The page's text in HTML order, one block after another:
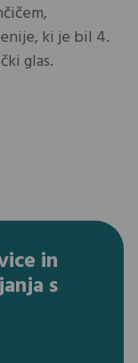
ki je bil 4.
glas.
in
s